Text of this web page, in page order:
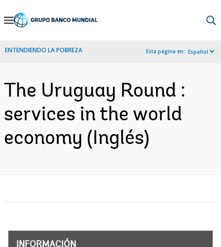
Skip
Navigation
ENTENDIENDO LA POBREZA Esta página en: Español
The Uruguay Round :
services in the world
economy (Inglés)
INFORMACIÓN